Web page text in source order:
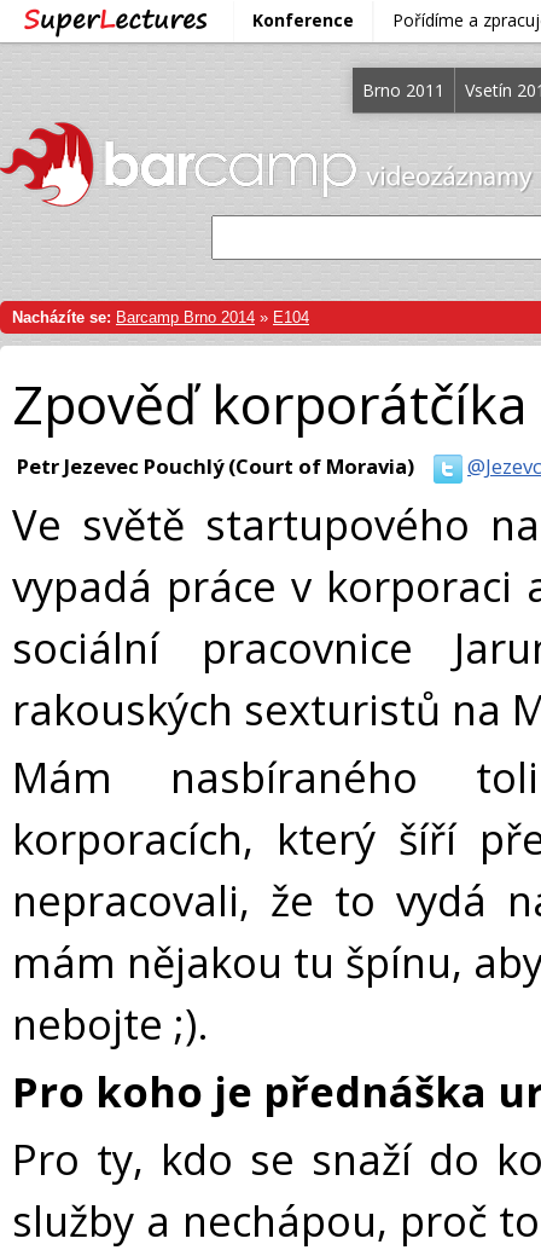
Konference Pořídíme a
Brno 2011 Vsetín
Nacházíte se: Barcamp Brno 2014 » E104
Zpověď
Petr Jezevec Pouchlý (Court of Moravia)
Ve světě startupového
vypadá práce v korporaci
sociální pracovnice
rakouských sexturistů na
Mám nasbíraného
korporacích, který šíří
nepracovali, že to vydá
mám nějakou tu špínu,
nebojte ;).
Pro koho je přednáška
Pro ty, kdo se snaží do
služby a nechápou, proč